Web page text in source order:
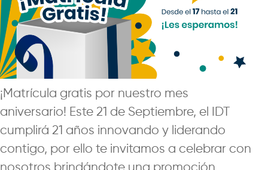
¡Matrícula gratis por nuestro mes
aniversario! Este 21 de Septiembre, el IDT
cumplirá 21 años innovando y liderando
contigo, por ello te invitamos a celebrar con